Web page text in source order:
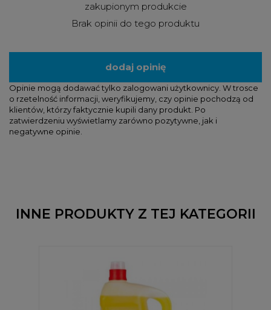
zakupionym produkcie
Brak opinii do tego produktu
dodaj opinię
Opinie mogą dodawać tylko zalogowani użytkownicy. W trosce
o rzetelność informacji, weryfikujemy, czy opinie pochodzą od
klientów, którzy faktycznie kupili dany produkt. Po
zatwierdzeniu wyświetlamy zarówno pozytywne, jak i
negatywne opinie.
INNE PRODUKTY Z TEJ KATEGORII